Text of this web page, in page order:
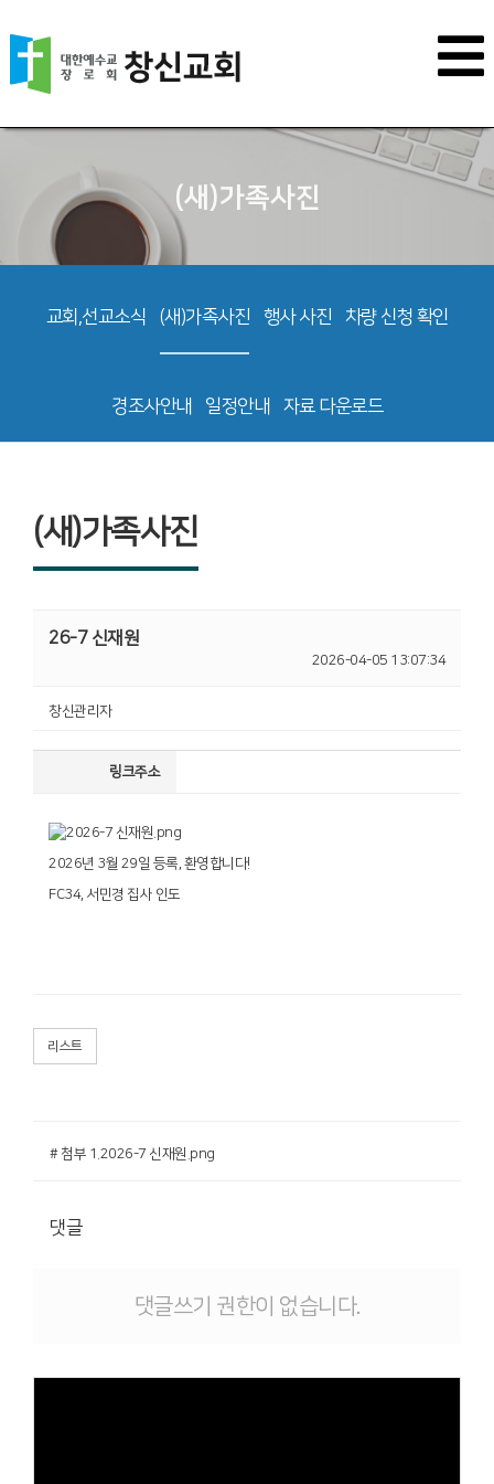
(새)가족사진
교회,선교소식 (새)가족사진 행사 사진 차량 신청 확인
경조사안내 일정안내 자료 다운로드
(새)가족사진
26-7 신재원
2026-04-05 13:07:34
창신관리자
링크주소
2026년 3월 29일 등록, 환영합니다!
FC34, 서민경 집사 인도
리스트
# 첨부 1.2026-7 신재원.png
댓글
댓글쓰기 권한이 없습니다.